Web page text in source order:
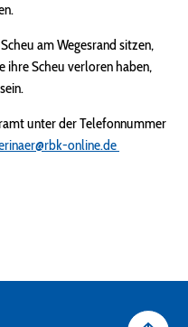
am Wegesrand sitzen,
ihre Scheu verloren haben,
unter der Telefonnummer
online.de